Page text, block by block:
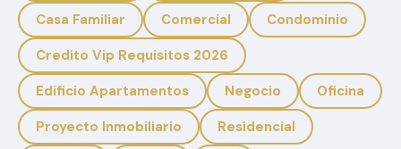
Casa Familiar
Comercial
Condominio
Credito Vip Requisitos 2026
Edificio Apartamentos
Negocio
Oficina
Proyecto Inmobiliario
Residencial